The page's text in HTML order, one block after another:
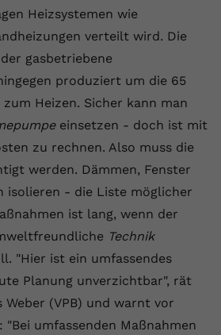
Heizsystemen wie
verteilt wird. Die
gasbetriebene
produziert um die 65
zum Heizen. Sicher kann man
einsetzen - doch ist mit
zu rechnen. Also muss die
werden. Dämmen, Fenster
isolieren - die Liste möglicher
ist lang, wenn der
Technik
"Hier ist ein umfassendes
Planung unverzichtbar", rät
Weber (VPB) und warnt vor
umfassenden Maßnahmen
von YouTube der Nutzer
connected-devices
setzt diesen Cookie, um die
des Nutzers zu
der eingebettete YouTube-
verwendet.